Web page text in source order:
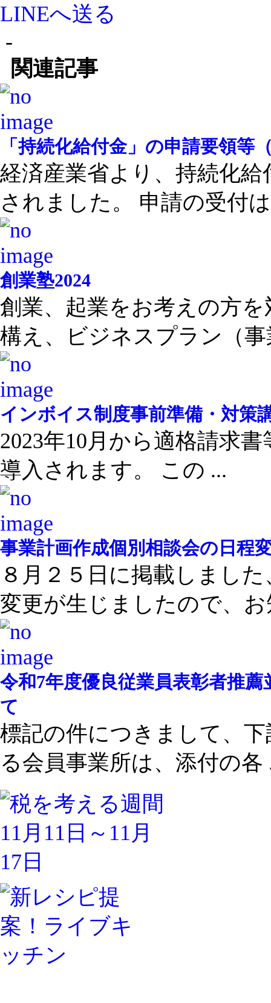
LINEへ送る
-
関連記事
「持続化給付金」の申請要領等
経済産業省より、持続化
されました。 申請の受付
創業塾2024
創業、起業をお考えの方
構え、ビジネスプラン（事
インボイス制度事前準備・対策
2023年10月から適格請求
導入されます。 この ...
事業計画作成個別相談会の日程
８月２５日に掲載しまし
変更が生じましたので、お
令和7年度優良従業員表彰者推
て
標記の件につきまして、
る会員事業所は、添付の各